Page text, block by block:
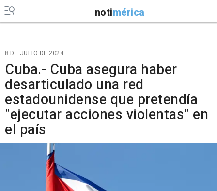
notimérica
8 DE JULIO DE 2024
Cuba.- Cuba asegura haber
desarticulado una red
estadounidense que pretendía
"ejecutar acciones violentas" en
el país